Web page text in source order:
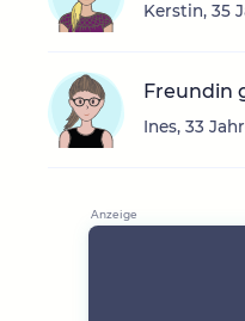
Kerstin, 35
Freundin
Ines, 33